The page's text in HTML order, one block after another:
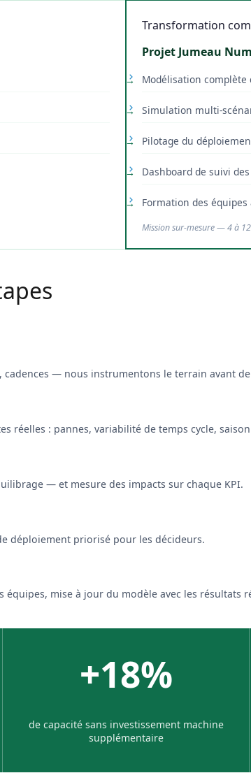
Transformation
Projet Jumeau
Modélisation complète
Simulation multi-
Pilotage du
Dashboard de suivi
Formation des
Mission sur-mesure — 4 à
cadences — nous instrumentons le terrain avant
réelles : pannes, variabilité de temps cycle,
— et mesure des impacts sur chaque KPI.
déploiement priorisé pour les décideurs.
mise à jour du modèle avec les résultats
+18%
de capacité sans investissement machine
supplémentaire